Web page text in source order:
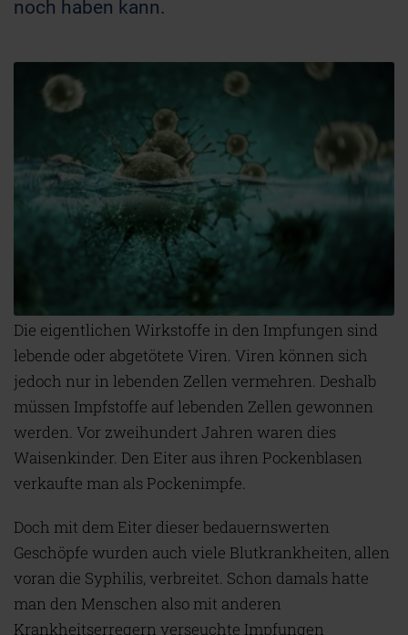
noch haben kann.
Die eigentlichen Wirkstoffe in den Impfungen sind
lebende oder abgetötete Viren. Viren können sich
jedoch nur in lebenden Zellen vermehren. Deshalb
müssen Impfstoffe auf lebenden Zellen gewonnen
werden. Vor zweihundert Jahren waren dies
Waisenkinder. Den Eiter aus ihren Pockenblasen
verkaufte man als Pockenimpfe.
Doch mit dem Eiter dieser bedauernswerten
Geschöpfe wurden auch viele Blutkrankheiten, allen
voran die Syphilis, verbreitet. Schon damals hatte
man den Menschen also mit anderen
Krankheitserregern verseuchte Impfungen